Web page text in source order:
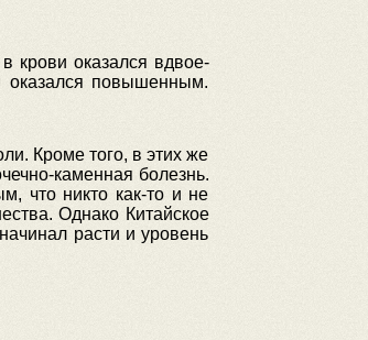
крови оказался вдвое-
оказался повышенным.
Кроме того, в этих же
каменная болезнь.
что никто как-то и не
Однако Китайское
расти и уровень